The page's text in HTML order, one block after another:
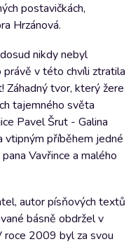
postavičkách,
Hrzánová.
nikdy nebyl
právě v této chvíli ztratila
Záhadný tvor, který žere
tajemného světa
Pavel Šrut - Galina
vtipným příběhem jedné
Vavřince a malého
autor písňových textů
básně obdržel v
roce 2009 byl za svou